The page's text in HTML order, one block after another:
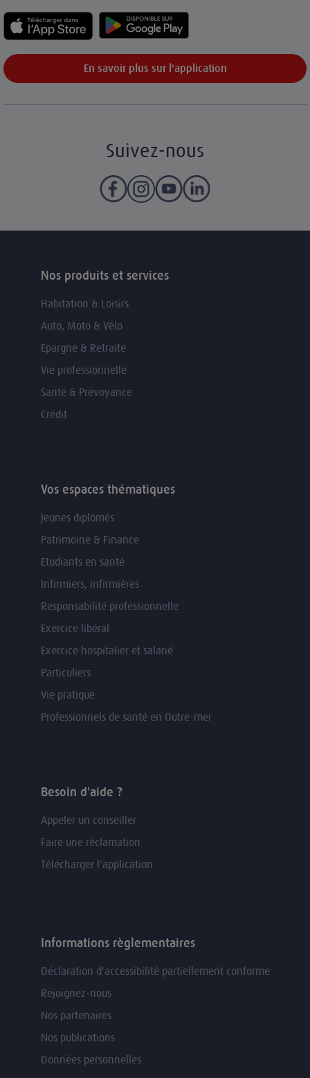
En savoir plus sur l'application
Suivez-nous
Nos produits et services
Habitation & Loisirs
Auto, Moto & Vélo
Epargne & Retraite
Vie professionnelle
Santé & Prévoyance
Crédit
Vos espaces thématiques
Jeunes diplômés
Patrimoine & Finance
Etudiants en santé
Infirmiers, infirmières
Responsabilité professionnelle
Exercice libéral
Exercice hospitalier et salarié
Particuliers
Vie pratique
Professionnels de santé en Outre-mer
Besoin d'aide ?
Appeler un conseiller
Faire une réclamation
Télécharger l'application
Informations règlementaires
Déclaration d'accessibilité partiellement conforme
Rejoignez-nous
Nos partenaires
Nos publications
Données personnelles